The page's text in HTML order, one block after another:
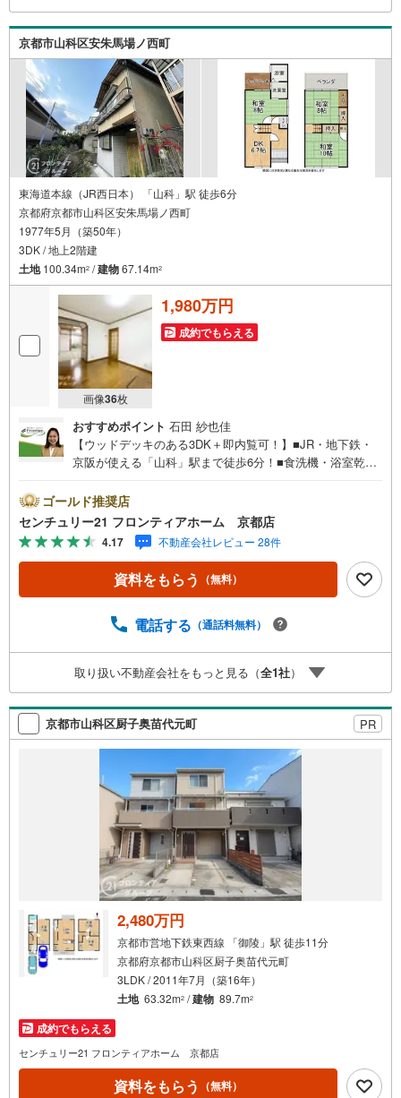
くの知見がございます。お気軽にお問合せください！
京都市山科区安朱馬場ノ西町
東海道本線（JR西日本） 「山科」駅 徒歩6分
京都府京都市山科区安朱馬場ノ西町
1977年5月（築50年）
3DK / 地上2階建
土地100.34m2 /建物67.14m2
画像36枚
1,980万円
成約でもらえる
おすすめポイント 石田 紗也佳
【ウッドデッキのある3DK＋即内覧可！】■JR・地下鉄・
京阪が使える「山科」駅まで徒歩6分！■食洗機・浴室乾燥
かな暮らしを実現 特徴・和室を備え、来客対応やくつろぎ
スペースとして柔軟に活用可能・和室8帖が2室と和室10帖
があるゆとりの間取り・小学校、公園、スーパーも近く、
子育てや日々の買い物にも便利な周辺環境 立地・安朱小学
校まで徒歩約2分・安祥寺中学校まで徒歩約20分 弊社が選
ばれる理由 1.お金の扱い方のプロ、ファイナンシャルプラ
きる売却専門チームあり！3.たくさんの銀行と繋がりがあ
引渡し後に必要になったお家のリフォームも弊社のリフォ
ームプランナーがご提案！5.定期的にご連絡を繋ぎ、有事
の際に迅速にサポートいたします弊社は専門家同士が連携
をとっているため、より多くの知見がございます。お気軽
にお問合せください！
ゴールド推奨店
センチュリー21 フロンティアホーム 京都店
4.17 不動産会社レビュー 28件
資料をもらう （無料）
電話する （通話料無料）
取り扱い不動産会社をもっと見る（全1社）
京都市山科区厨子奥苗代元町 PR
2,480万円
京都市営地下鉄東西線 「御陵」駅 徒歩11分
京都府京都市山科区厨子奥苗代元町
3LDK / 2011年7月（築16年）
土地 63.32m2 /建物 89.7m2
成約でもらえる
センチュリー21 フロンティアホーム 京都店
資料をもらう （無料）